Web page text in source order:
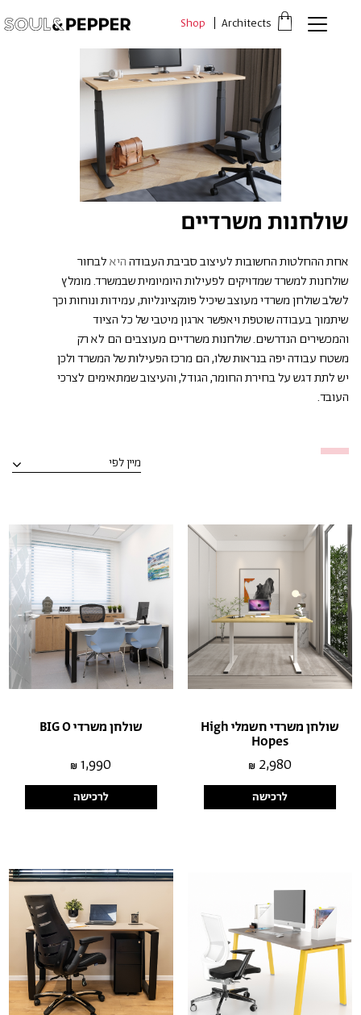
דלג לסרגל הניווט
Shop Architectsפתיחת
חלונית
עגלה
אין מוצרים בעגלה
כבר רשומים? התחברו
*יש להזין את המספר הטלפון הנייד שלך ונשלח לך קוד אימות
משתמש חדש/אורח
להרשמה
שולחנות משרדיים
אחת ההחלטות החשובות לעיצוב סביבת העבודההיאלבחור
שולחנות למשרד שמדויקים לפעילות היומיומית שבמשרד.מומלץ
לשלב שולחן משרדי מעוצב שיכיל פונקציונליות, עמידות ונוחות וכך
שיתמוך בעבודה שוטפת ויאפשר ארגון מיטבי של כל הציוד
והמכשירים הנדרשים. שולחנות משרדיים מעוצבים הם לא רק
משטח עבודה יפה בנראות שלו, הם מרכז הפעילות של המשרד ולכן
יש לתת דגש על בחירת החומר, הגודל, והעיצוב שמתאימים לצרכי
העובד.
מיין לפי
סדר א-ב יורד
סדר א-ב עולה
שולחן משרדי חשמלי High
Hopes
2,980
לרכישה
שולחן משרדי BIG O
1,990
לרכישה